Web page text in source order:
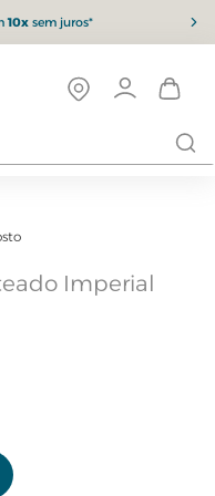
10xsem juros*
Imperial